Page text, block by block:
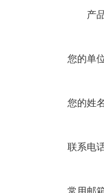
产
您的单
您的姓
联系电